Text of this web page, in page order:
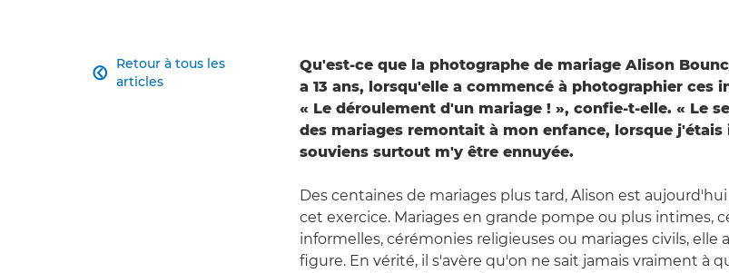
Retour à tous les
articles

Qu'est-ce que la photographe de mariage Alison
a 13 ans, lorsqu'elle a commencé à photographier ces
« Le déroulement d'un mariage ! », confie-t-elle. « Le
des mariages remontait à mon enfance, lorsque j'étais
souviens surtout m'y être ennuyée.
Des centaines de mariages plus tard, Alison est
cet exercice. Mariages en grande pompe ou plus intimes,
informelles, cérémonies religieuses ou mariages civils, elle
figure. En vérité, il s'avère qu'on ne sait jamais vraiment à